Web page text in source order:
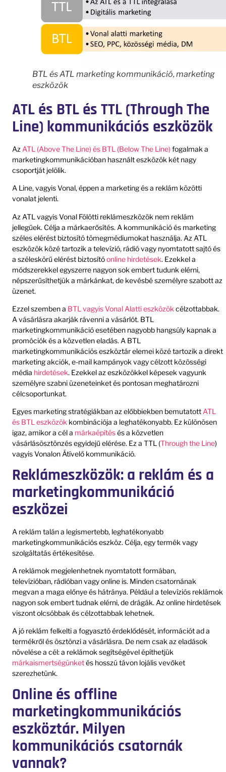
BTL és ATL marketing kommunikáció, marketing
eszközök
ATL és BTL és TTL (Through The
Line) kommunikációs eszközök
Az ATL (Above The Line) és BTL (Below The Line) fogalmak a
marketingkommunikációban használt eszközök két nagy
csoportját jelölik.
A Line, vagyis Vonal, éppen a marketing és a reklám közötti
vonalat jelenti.
Az ATL vagyis Vonal Fölötti reklámeszközök nem reklám
jellegűek. Célja a márkaerősítés. A kommunikáció és marketing
széles elérést biztosító tömegmédiumokat használja. Az ATL
eszközök közé tartozik a televízió, rádió vagy nyomtatott sajtó és
a széleskörű elérést biztosítóonline hirdetések. Ezekkel a
módszerekkel egyszerre nagyon sok embert tudunk elérni,
népszerűsíthetjük a márkánkat, de kevésbé személyre szabott az
üzenet.
Ezzel szemben a BTL vagyis Vonal Alatti eszközök célzottabbak.
A vásárlásra akarják rávenni a vásárlót. BTL
marketingkommunikáció esetében nagyobb hangsúly kapnak a
promóciók és a közvetlen eladás. A BTL
marketingkommunikációs eszköztár elemei közé tartozik a direkt
marketing akciók, e-mail kampányok vagy célzott közösségi
média hirdetések. Ezekkel az eszközökkel képesek vagyunk
személyre szabni üzeneteinket és pontosan meghatározni
célcsoportunkat.
Egyes marketing stratégiákban az előbbiekben bemutatott ATL
és BTL eszközök kombinációja a leghatékonyabb. Ez különösen
igaz, amikor a cél a márkaépítésés a közvetlen
vásárlásösztönzés egyidejű elérése. Ez a TTL (Through the Line)
vagyis Vonalon Átívelő kommunikáció.
Reklámeszközök: a reklám és a
marketingkommunikáció
eszközei
A reklám talán a legismertebb, leghatékonyabb
marketingkommunikációs eszköz. Célja, egy termék vagy
szolgáltatás értékesítése.
A reklámok megjelenhetnek nyomtatott formában,
televízióban, rádióban vagy online is. Minden csatornának
megvan a maga előnye és hátránya. Például a televíziós reklámok
nagyon sok embert tudnak elérni, de drágák. Az online hirdetések
viszont olcsóbbak és célzottabbak lehetnek.
A jó reklám felkelti a fogyasztó érdeklődését, információt ad a
termékről és ösztönzi a vásárlásra. De nem csak az eladások
növelése a cél: a reklámok segítségével építhetjük
márkaismertségünketés hosszú távon lojális vevőket
szerezhetünk.
Online és offline
marketingkommunikációs
eszköztár. Milyen
kommunikációs csatornák
vannak?